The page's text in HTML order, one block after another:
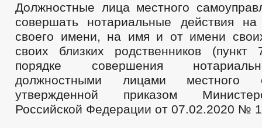
Должностные лица местного
совершать нотариальные действия
своего имени, на имя и от имени
своих близких родственников
порядке совершения
должностными лицами местного
утвержденной приказом
Российской Федерации от 07.02.2020 №